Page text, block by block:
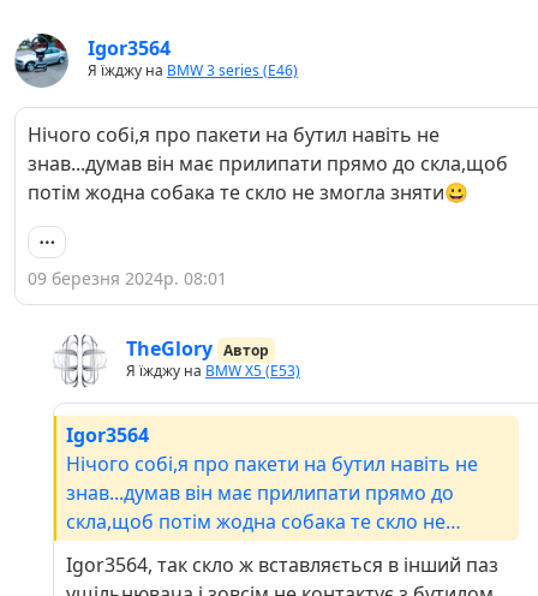
Igor3564
Я їжджу на BMW 3 series (E46)
Нічого собі,я про пакети на бутил навіть не
знав...думав він має прилипати прямо до скла,щоб
потім жодна собака те скло не змогла зняти😀
09 березня 2024р. 08:01
TheGlory Автор
Я їжджу на BMW X5 (E53)
Igor3564
Нічого собі,я про пакети на бутил навіть не
знав...думав він має прилипати прямо до
скла,щоб потім жодна собака те скло не
Igor3564, так скло ж вставляється в інший паз